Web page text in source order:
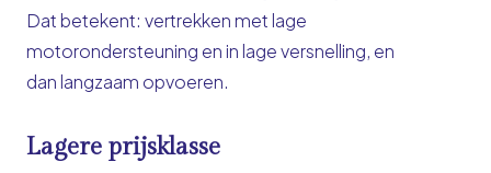
Dat betekent: vertrekken met lage
motorondersteuning en in lage versnelling, en
dan langzaam opvoeren.
Lagere prijsklasse